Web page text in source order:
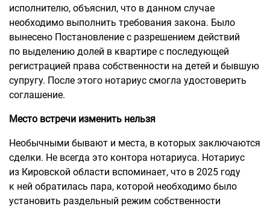
исполнителю, объяснил, что в данном случае
необходимо выполнить требования закона. Было
вынесено Постановление с разрешением действий
по выделению долей в квартире с последующей
регистрацией права собственности на детей и бывшую
супругу. После этого нотариус смогла удостоверить
соглашение.
Место встречи изменить нельзя
Необычными бывают и места, в которых заключаются
сделки. Не всегда это контора нотариуса. Нотариус
из Кировской области вспоминает, что в 2025 году
к ней обратилась пара, которой необходимо было
установить раздельный режим собственности